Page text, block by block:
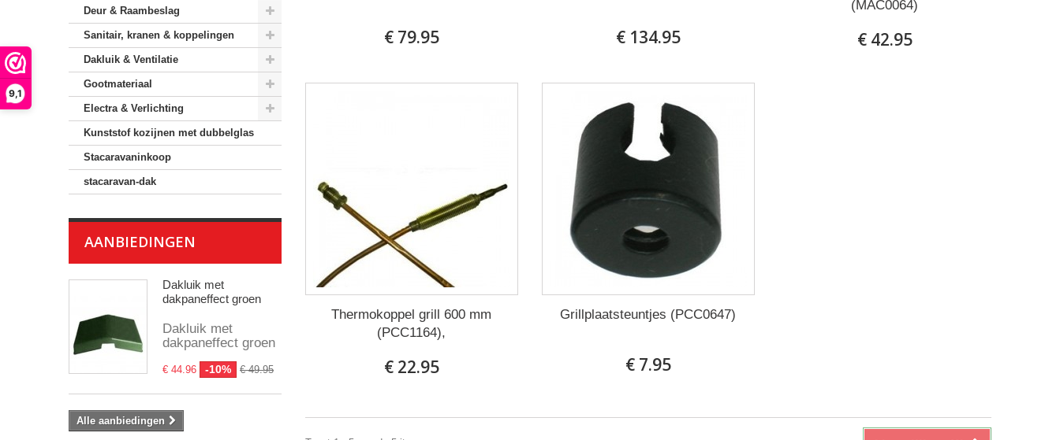
9,1
Deur & Raambeslag
Sanitair, kranen & koppelingen
Dakluik & Ventilatie
Gootmateriaal
Electra & Verlichting
Kunststof kozijnen met dubbelglas
Stacaravaninkoop
stacaravan-dak
AANBIEDINGEN
Dakluik met
dakpaneffect groen
Dakluik met
dakpaneffect groen
€ 44.96 -10% € 49.95
Alle aanbiedingen
€ 79.95 € 134.95
(MAC0064)
€ 42.95
Thermokoppel grill 600 mm
(PCC1164),
€ 22.95
Grillplaatsteuntjes (PCC0647)
€ 7.95